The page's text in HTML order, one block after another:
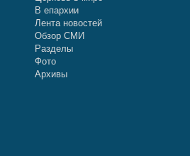
В епархии
Лента новостей
Обзор СМИ
Разделы
Фото
Архивы